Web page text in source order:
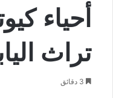
أحياء
تراث